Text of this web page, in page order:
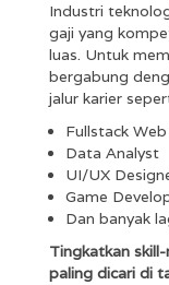
Industri
gaji yang
luas. Untuk
bergabung
jalur karier
Fullstack
Data Analyst
UI/UX
Game
Dan banyak
Tingkatkan
paling dicari di